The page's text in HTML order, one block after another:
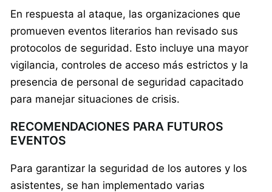
En respuesta al ataque, las organizaciones que
promueven eventos literarios han revisado sus
protocolos de seguridad. Esto incluye una mayor
vigilancia, controles de acceso más estrictos y la
presencia de personal de seguridad capacitado
para manejar situaciones de crisis.
RECOMENDACIONES PARA FUTUROS
EVENTOS
Para garantizar la seguridad de los autores y los
asistentes, se han implementado varias